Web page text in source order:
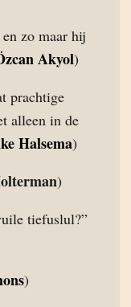
zo maar hij
Akyol)
prachtige
alleen in de
Halsema)
)
tiefuslul?”
)